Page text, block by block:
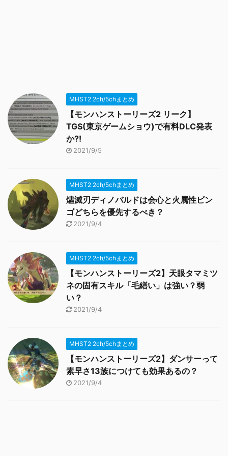
MHST2 2ch/5chまとめ
【モンハンストーリーズ2 リーク】
TGS(東京ゲームショウ)で有料DLC発表
か?!
2021/9/5
MHST2 2ch/5chまとめ
燼滅刃ディノバルドは会心と火属性ビン
ゴどちらを優先するべき？
2021/9/4
MHST2 2ch/5chまとめ
【モンハンストーリーズ2】天眼タマミツ
ネの固有スキル「毛繕い」は強い？弱
い？
2021/9/4
MHST2 2ch/5chまとめ
【モンハンストーリーズ2】ダンサーって
素早さ13族につけても効果あるの？
2021/9/4